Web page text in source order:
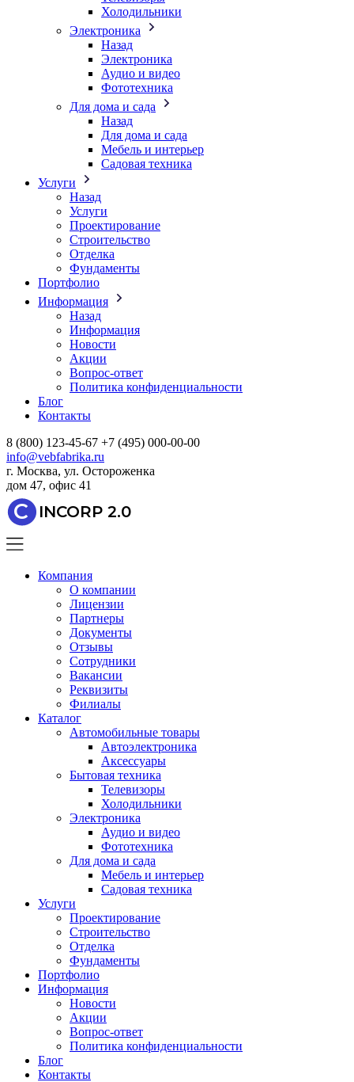
Холодильники
Электроника
Назад
Электроника
Аудио и видео
Фототехника
Для дома и сада
Назад
Для дома и сада
Мебель и интерьер
Садовая техника
Услуги
Назад
Услуги
Проектирование
Строительство
Отделка
Фундаменты
Портфолио
Информация
Назад
Информация
Новости
Акции
Вопрос-ответ
Политика конфиденциальности
Блог
Контакты
8 (800) 123-45-67 +7 (495) 000-00-00
info@vebfabrika.ru
г. Москва, ул. Остороженка
дом 47, офис 41
INCORP 2.0
C
Компания
О компании
Лицензии
Партнеры
Документы
Отзывы
Сотрудники
Вакансии
Реквизиты
Филиалы
Каталог
Автомобильные товары
Автоэлектроника
Аксессуары
Бытовая техника
Телевизоры
Холодильники
Электроника
Аудио и видео
Фототехника
Для дома и сада
Мебель и интерьер
Садовая техника
Услуги
Проектирование
Строительство
Отделка
Фундаменты
Портфолио
Информация
Новости
Акции
Вопрос-ответ
Политика конфиденциальности
Блог
Контакты